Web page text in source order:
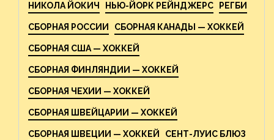
НИКОЛА ЙОКИЧ НЬЮ-ЙОРК РЕЙНДЖЕРС РЕГБИ
СБОРНАЯ РОССИИ СБОРНАЯ КАНАДЫ — ХОККЕЙ
СБОРНАЯ США — ХОККЕЙ
СБОРНАЯ ФИНЛЯНДИИ — ХОККЕЙ
СБОРНАЯ ЧЕХИИ — ХОККЕЙ
СБОРНАЯ ШВЕЙЦАРИИ — ХОККЕЙ
СБОРНАЯ ШВЕЦИИ — ХОККЕЙ СЕНТ-ЛУИС БЛЮЗ